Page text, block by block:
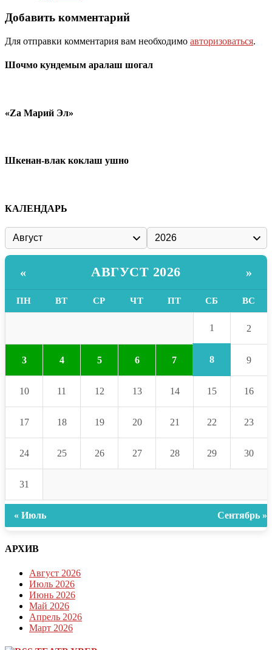
Добавить комментарий
Для отправки комментария вам необходимо авторизоваться.
Шочмо кундемым аралаш шогал
«Zа Марий Эл»
Шкенан-влак коклаш ушно
КАЛЕНДАРЬ
« АВГУСТ 2026 »
ПН ВТ СР ЧТ ПТ СБ ВС
1 2
3 4 5 6 7 8 9
10 11 12 13 14 15 16
17 18 19 20 21 22 23
24 25 26 27 28 29 30
31
« Июль Сентябрь »
АРХИВ
Август 2026
Июль 2026
Июнь 2026
Май 2026
Апрель 2026
Март 2026